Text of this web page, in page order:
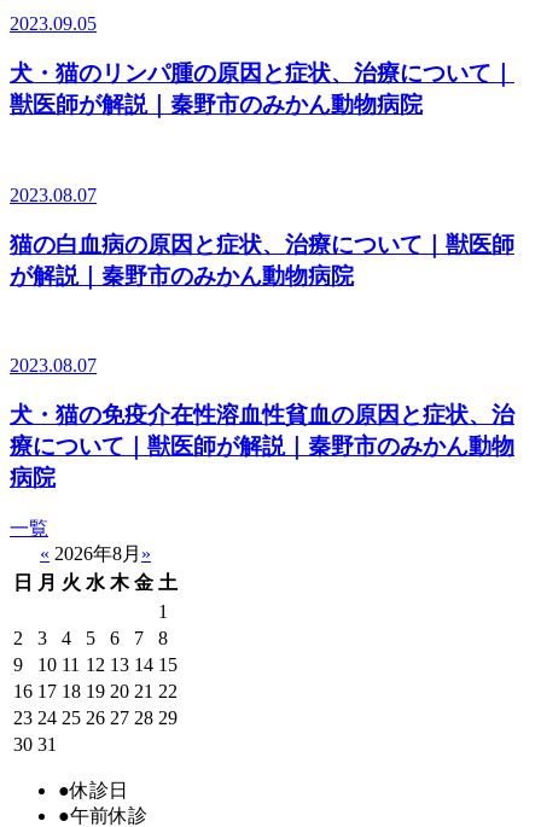
2023.09.05
犬・猫のリンパ腫の原因と症状、治療について｜
獣医師が解説｜秦野市のみかん動物病院
2023.08.07
猫の白血病の原因と症状、治療について｜獣医師
が解説｜秦野市のみかん動物病院
2023.08.07
犬・猫の免疫介在性溶血性貧血の原因と症状、治
療について｜獣医師が解説｜秦野市のみかん動物
病院
一覧
« 2026年8月 »
日
月 火 水 木 金 土
1
2
3 4 5 6 7
8
9
10 11 12 13 14 15
16 17 18 19 20 21 22
23 24 25 26 27 28 29
30 31
●休診日
●午前休診